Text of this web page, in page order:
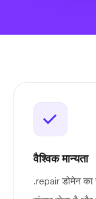
वैश्विक मान्यता
.repair डोमेन